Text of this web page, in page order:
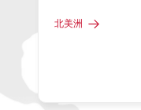
北美洲